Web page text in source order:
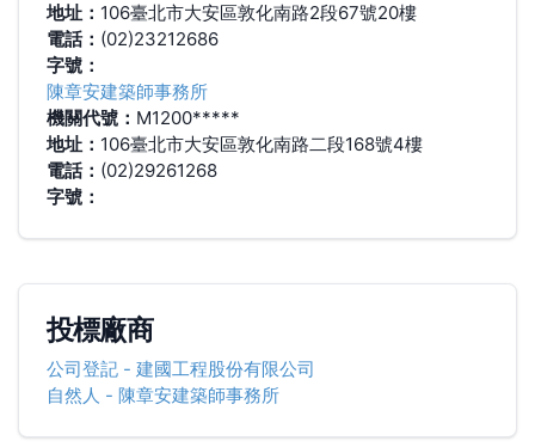
地址： 106臺北市大安區敦化南路2段67號20樓
電話： (02)23212686
字號：
陳章安建築師事務所
機關代號： M1200*****
地址： 106臺北市大安區敦化南路二段168號4樓
電話： (02)29261268
字號：
投標廠商
公司登記- 建國工程股份有限公司
自然人 - 陳章安建築師事務所